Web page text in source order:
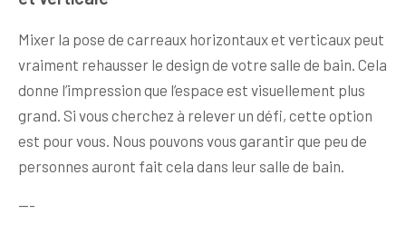
Mixer la pose de carreaux horizontaux et verticaux peut
vraiment rehausser le design de votre salle de bain. Cela
donne l’impression que l’espace est visuellement plus
grand. Si vous cherchez à relever un défi, cette option
est pour vous. Nous pouvons vous garantir que peu de
personnes auront fait cela dans leur salle de bain.
—-